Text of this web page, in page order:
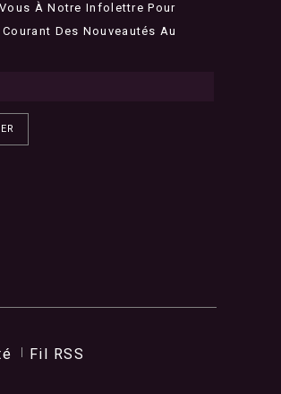
À Notre Infolettre Pour
Des Nouveautés Au
Fil RSS